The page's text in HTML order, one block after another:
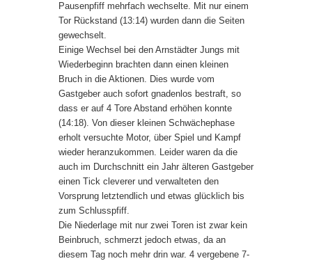
Pausenpfiff mehrfach wechselte. Mit nur einem
Tor Rückstand (13:14) wurden dann die Seiten
gewechselt.
Einige Wechsel bei den Arnstädter Jungs mit
Wiederbeginn brachten dann einen kleinen
Bruch in die Aktionen. Dies wurde vom
Gastgeber auch sofort gnadenlos bestraft, so
dass er auf 4 Tore Abstand erhöhen konnte
(14:18). Von dieser kleinen Schwächephase
erholt versuchte Motor, über Spiel und Kampf
wieder heranzukommen. Leider waren da die
auch im Durchschnitt ein Jahr älteren Gastgeber
einen Tick cleverer und verwalteten den
Vorsprung letztendlich und etwas glücklich bis
zum Schlusspfiff.
Die Niederlage mit nur zwei Toren ist zwar kein
Beinbruch, schmerzt jedoch etwas, da an
diesem Tag noch mehr drin war. 4 vergebene 7-